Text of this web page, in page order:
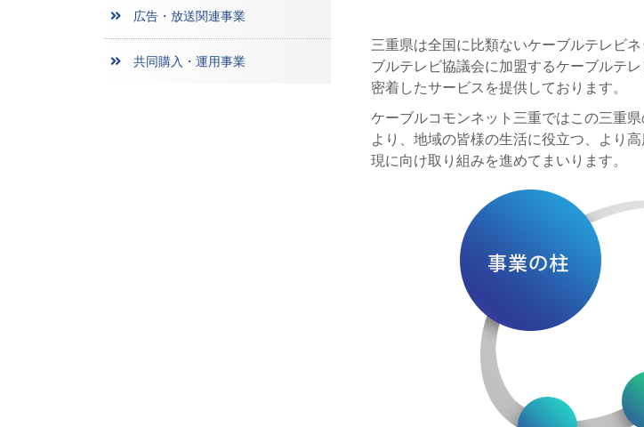
三重県は全国に比類ないケーブルテレビ
ブルテレビ協議会に加盟するケーブルテ
密着したサービスを提供しております。
ケーブルコモンネット三重ではこの三重
より、地域の皆様の生活に役立つ、より
現に向け取り組みを進めてまいります。
広告・放送関連事業
共同購入・運用事業